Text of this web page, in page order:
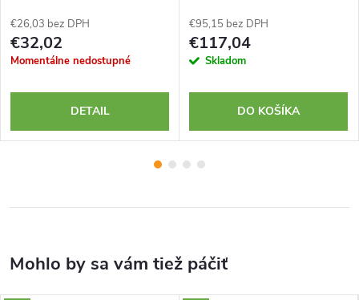
€26,03 bez DPH
€32,02
Momentálne nedostupné
DETAIL
€95,15 bez DPH
€117,04
Skladom
DO KOŠÍKA